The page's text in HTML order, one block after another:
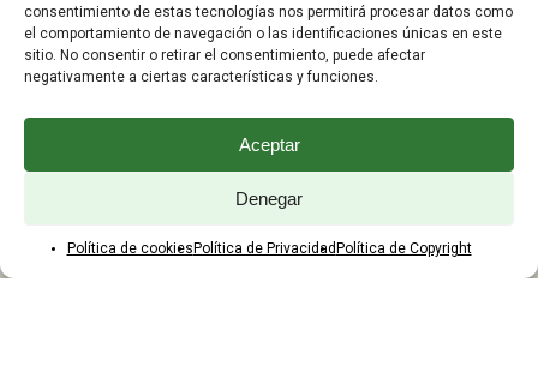
consentimiento de estas tecnologías nos permitirá procesar datos como
el comportamiento de navegación o las identificaciones únicas en este
sitio. No consentir o retirar el consentimiento, puede afectar
negativamente a ciertas características y funciones.
Aceptar
Denegar
Política de cookies Política de Privacidad Política de Copyright
ATENCIÓN AL CLIENTE